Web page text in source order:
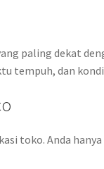
paling dekat
tempuh, dan
toko. Anda